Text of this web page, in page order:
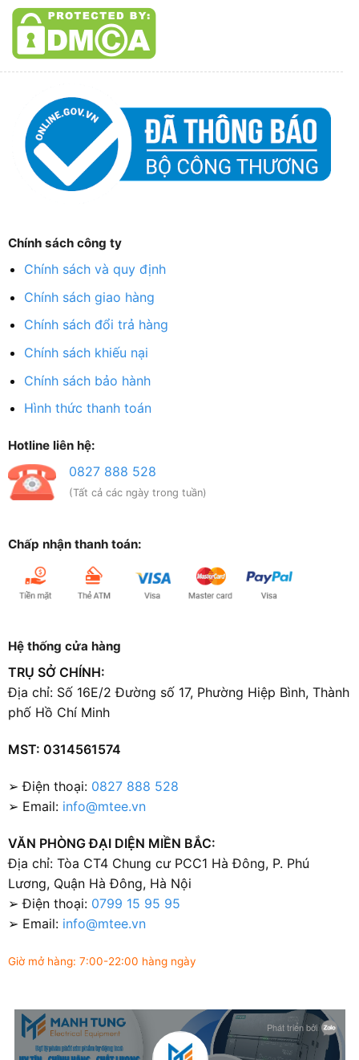
Chính sách công ty
Chính sách và quy định
Chính sách giao hàng
Chính sách đổi trả hàng
Chính sách khiếu nại
Chính sách bảo hành
Hình thức thanh toán
Hotline liên hệ:
0827 888 528
(Tất cả các ngày trong tuần)
Chấp nhận thanh toán:
Hệ thống cửa hàng
TRỤ SỞ CHÍNH:
Địa chỉ: Số 16E/2 Đường số 17, Phường Hiệp Bình, Thành
phố Hồ Chí Minh
MST: 0314561574
➢ Điện thoại: 0827 888 528
➢ Email: info@mtee.vn
VĂN PHÒNG ĐẠI DIỆN MIỀN BẮC:
Địa chỉ: Tòa CT4 Chung cư PCC1 Hà Đông, P. Phú
Lương, Quận Hà Đông, Hà Nội
➢ Điện thoại: 0799 15 95 95
➢ Email: info@mtee.vn
Giờ mở hàng: 7:00-22:00 hàng ngày